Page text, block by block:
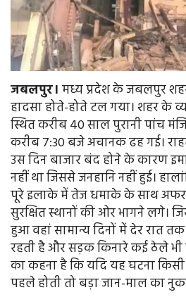
जबलपुर। मध्य प्रदेश के जबलपुर
हादसा होते-होते टल गया। शहर के
स्थित करीब 40 साल पुरानी पांच
करीब 7:30 बजे अचानक ढह गई।
उस दिन बाजार बंद होने के कारण
नहीं था जिससे जनहानि नहीं हुई।
पूरे इलाके में तेज धमाके के साथ
सुरक्षित स्थानों की ओर भागने लगे।
हुआ वहां सामान्य दिनों में देर रात
रहती है और सड़क किनारे कई ठेले भी
का कहना है कि यदि यह घटना
पहले होती तो बड़ा जान-माल का